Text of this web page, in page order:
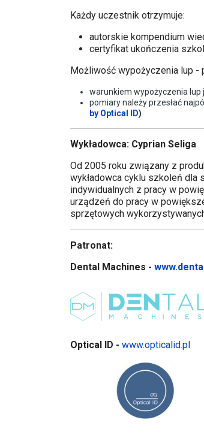
Każdy uczestnik otrzymuje:
autorskie kompendium
certyfikat ukończenia
Możliwość wypożyczenia lup -
warunkiem wypożyczenia lup
pomiary należy przesłać
by Optical ID)
Wykładowca: Cyprian Seliga
Od 2005 roku związany z
wykładowca cyklu szkoleń dla
indywidualnych z pracy w
urządzeń do pracy w
sprzętowych
Patronat:
Dental Machines -
Optical ID - www.opticalid.pl